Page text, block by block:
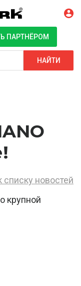
ПАРТНЁРОМ
НАЙТИ
списку новостей
крупной